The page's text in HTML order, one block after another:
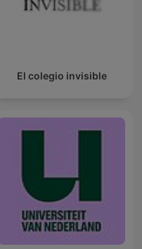
El colegio invisible